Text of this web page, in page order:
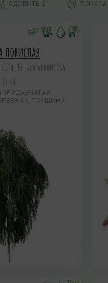
ЯДОВИТЫЕ
повислая
Betula verrucosa
Ehrh.
ГЛУШИНА.